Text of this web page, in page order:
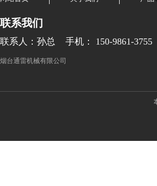
联系我们
联系人：孙总 手机： 150-9861-3755
烟台通雷机械有限公司